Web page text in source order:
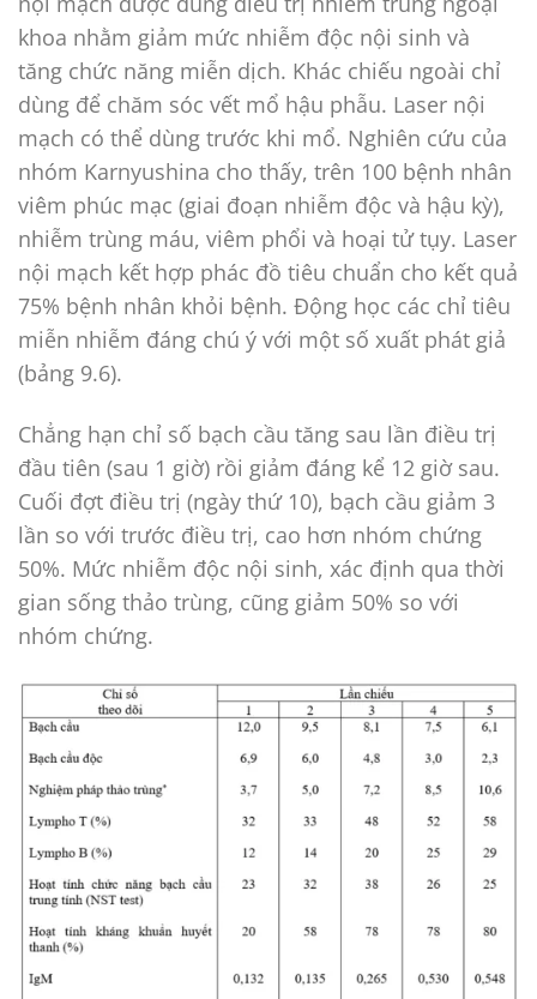
khoa nhằm giảm mức nhiễm độc nội sinh và
tăng chức năng miễn dịch. Khác chiếu ngoài chỉ
dùng để chăm sóc vết mổ hậu phẫu. Laser nội
mạch có thể dùng trước khi mổ. Nghiên cứu của
nhóm Karnyushina cho thấy, trên 100 bệnh nhân
viêm phúc mạc (giai đoạn nhiễm độc và hậu kỳ),
nhiễm trùng máu, viêm phổi và hoại tử tụy. Laser
nội mạch kết hợp phác đồ tiêu chuẩn cho kết quả
75% bệnh nhân khỏi bệnh. Động học các chỉ tiêu
miễn nhiễm đáng chú ý với một số xuất phát giả
(bảng 9.6).
Chẳng hạn chỉ số bạch cầu tăng sau lần điều trị
đầu tiên (sau 1 giờ) rồi giảm đáng kể 12 giờ sau.
Cuối đợt điều trị (ngày thứ 10), bạch cầu giảm 3
lần so với trước điều trị, cao hơn nhóm chứng
50%. Mức nhiễm độc nội sinh, xác định qua thời
gian sống thảo trùng, cũng giảm 50% so với
nhóm chứng.